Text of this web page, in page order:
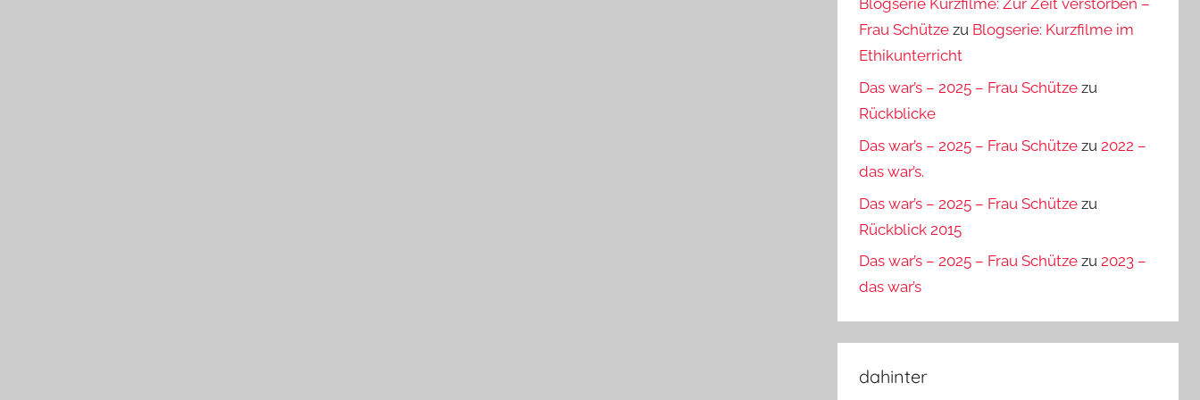
Blogserie Kurzfilme: Zur Zeit verstorben –
Frau Schütze zu Blogserie: Kurzfilme im
Ethikunterricht
Das war’s – 2025 – Frau Schütze zu
Rückblicke
Das war’s – 2025 – Frau Schütze zu 2022 –
das war’s.
Das war’s – 2025 – Frau Schütze zu
Rückblick 2015
Das war’s – 2025 – Frau Schütze zu2023 –
das war’s
dahinter